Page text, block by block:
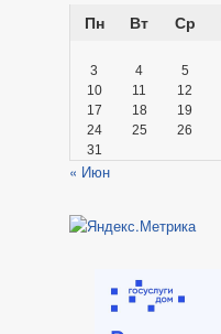
Пн
Вт Ср
3
4 5
10
11 12
17
18 19
24
25 26
31
« Июн